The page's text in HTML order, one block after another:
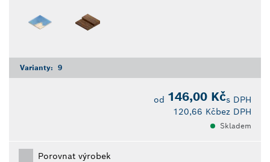
Varianty: 9
od 146,00 Kčs DPH
120,66 Kčbez DPH
Skladem
Porovnat výrobek